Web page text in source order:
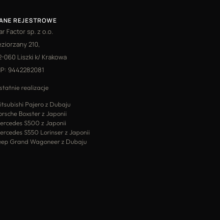
REJESTROWE
Factor sp. z o.o.
210,
060 Liszki k/ Krakowa
9442282081
realizacje
Pajero z Dubaju
Boxster z Japonii
S500 z Japonii
S550 Lorinser z Japonii
Grand Wagoneer z Dubaju